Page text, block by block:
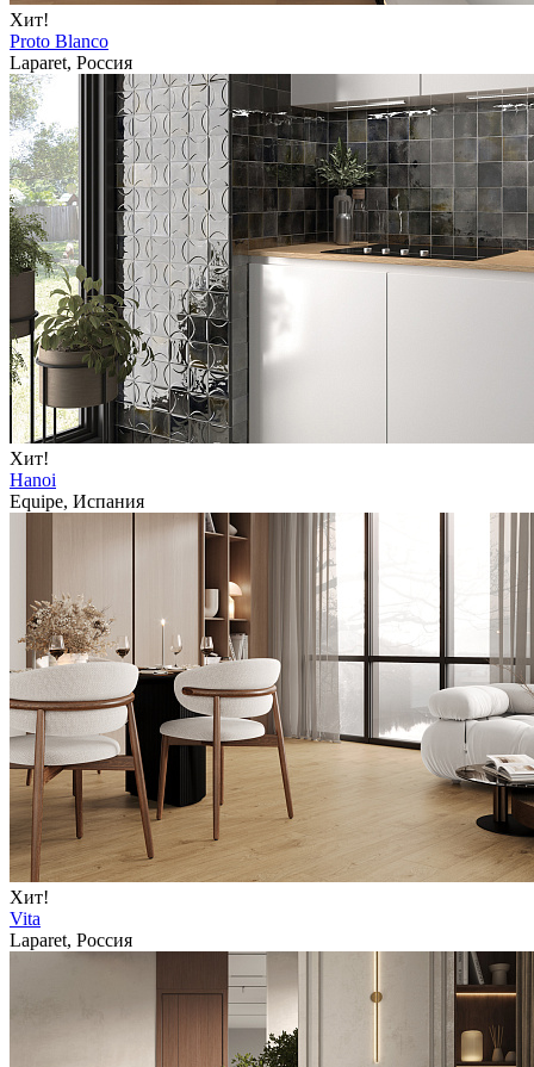
Хит!
Proto Blanco
Laparet, Россия
Хит!
Hanoi
Equipe, Испания
Хит!
Vita
Laparet, Россия